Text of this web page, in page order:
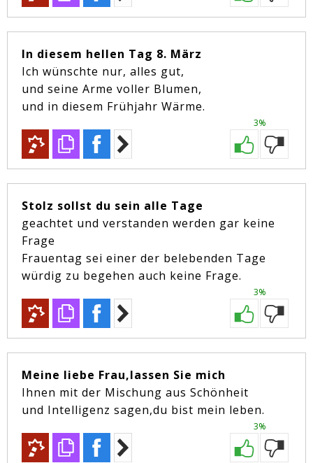
In diesem hellen Tag 8. März
Ich wünschte nur, alles gut,
und seine Arme voller Blumen,
und in diesem Frühjahr Wärme.
3%
Stolz sollst du sein alle Tage
geachtet und verstanden werden gar keine
Frage
Frauentag sei einer der belebenden Tage
würdig zu begehen auch keine Frage.
3%
Meine liebe Frau,lassen Sie mich
Ihnen mit der Mischung aus Schönheit
und Intelligenz sagen,du bist mein leben.
3%